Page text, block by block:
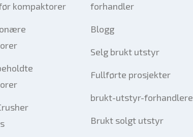
kompaktorer
forhandler
Blogg
Selg brukt utstyr
Fullførte prosjekter
brukt-utstyr-forhandlere
Brukt solgt utstyr